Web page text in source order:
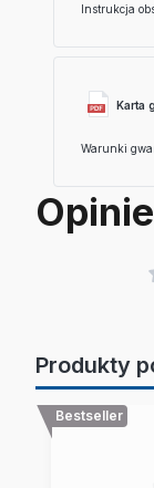
Instrukcja
Karta
Warunki
Opinie
Produkty
Bestseller